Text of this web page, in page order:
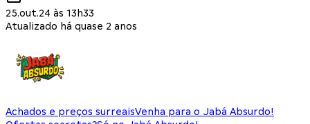
25.out.24 às 13h33
Atualizado há quase 2 anos
Achados e preços surreaisVenha para o Jabá Absurdo!